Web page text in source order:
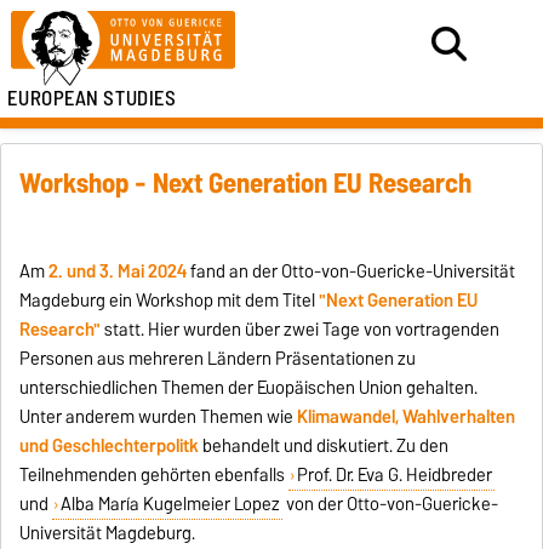
EUROPEAN STUDIES
Workshop - Next Generation EU Research
Am2. und 3. Mai 2024fand an der Otto-von-Guericke-Universität
Magdeburg ein Workshop mit dem Titel"Next Generation EU
Research"statt. Hier wurden über zwei Tage von vortragenden
Personen aus mehreren Ländern Präsentationen zu
unterschiedlichen Themen der Euopäischen Union gehalten.
Unter anderem wurden Themen wie Klimawandel, Wahlverhalten
und Geschlechterpolitkbehandelt und diskutiert. Zu den
Teilnehmenden gehörten ebenfalls Prof. Dr. Eva G. Heidbreder
und Alba María Kugelmeier Lopez von der Otto-von-Guericke-
Universität Magdeburg.